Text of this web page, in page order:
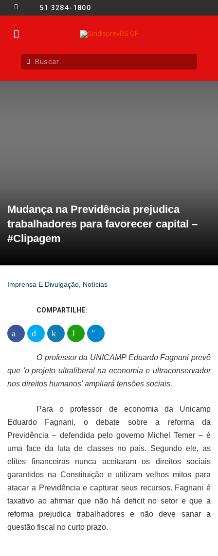
51 3284-1800
Mudança na Previdência prejudica
trabalhadores para favorecer capital –
#Clipagem
Imprensa E Divulgação, Notícias
COMPARTILHE:
O professor da UNICAMP Eduardo Fagnani prevê
que 'o projeto ultraliberal na economia e ultraconservador
nos direitos humanos' ampliará tensões sociais.
Para o professor de economia da Unicamp
Eduardo Fagnani, o debate sobre a reforma da
Previdência – defendida pelo governo Michel Temer – é
uma face da luta de classes no país. Segundo ele, as
elites financeiras nunca aceitaram os direitos sociais
garantidos na Constituição e utilizam velhos mitos para
atacar a Previdência e capturar seus recursos. Fagnani é
taxativo ao afirmar que não há deficit no setor e que a
reforma prejudica trabalhadores e não deve sanar a
questão fiscal no curto prazo.